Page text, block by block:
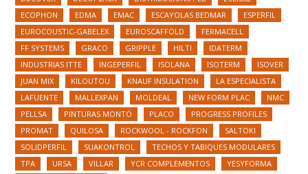
ECOPHON
EDMA EMAC ESCAYOLAS BEDMAR
ESPERFIL
EUROCOUSTIC-GABELEX
EUROSCAFFOLD
FERMACELL
FF SYSTEMS
GRACO GRIPPLE HILTI
IDATERM
INDUSTRIAS ITTE
INGEPERFIL ISOLANA ISOTERM
ISOVER
JUAN MIX
KILOUTOU KNAUF INSULATION
LA ESPECIALISTA
LAFUENTE
MALLEXPAN MOLDEAL NEW FORM PLAC
NMC
PELLSA
PINTURAS MONTÓ PLACO
PROGRESS PROFILES
PROMAT
QUILOSA ROCKWOOL - ROCKFON
SALTOKI
SOLIDPERFIL
SUAKONTROL
TECHOS Y TABIQUES MODULARES
TPA
URSA VILLAR YCR COMPLEMENTOS
YESYFORMA